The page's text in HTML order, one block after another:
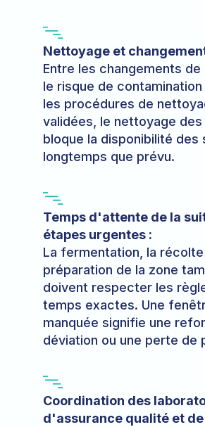
Nettoyage et
Entre les changements de
le risque de
les procédures de
validées, le nettoyage
bloque la disponibilité des
longtemps que prévu.
Temps d'attente de la
étapes urgentes :
La fermentation, la
préparation de la zone
doivent respecter les
temps exactes. Une
manquée signifie une
déviation ou une perte de
Coordination des
d'assurance qualité et